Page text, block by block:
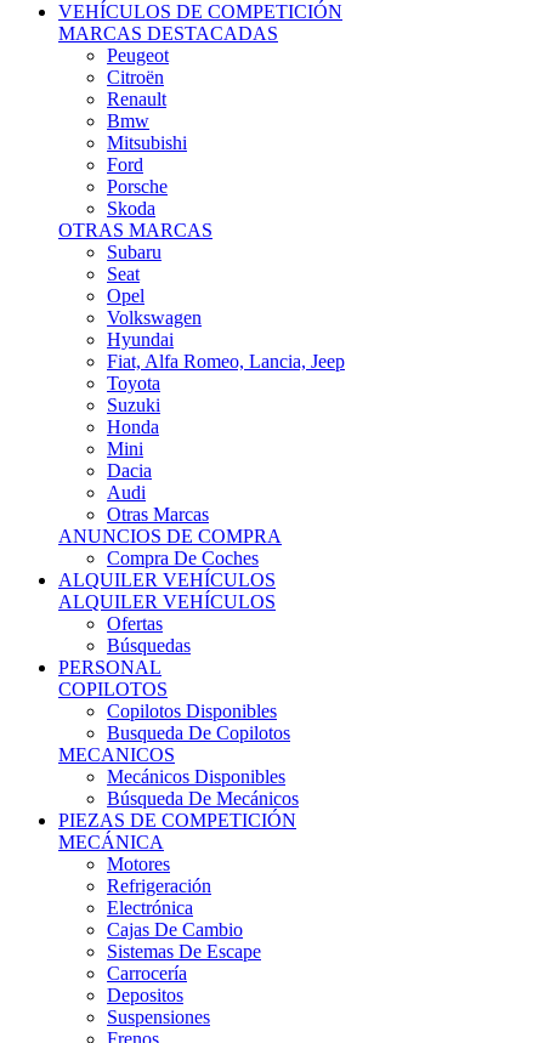
VEHÍCULOS DE COMPETICIÓN
MARCAS DESTACADAS
Peugeot
Citroën
Renault
Bmw
Mitsubishi
Ford
Porsche
Skoda
OTRAS MARCAS
Subaru
Seat
Opel
Volkswagen
Hyundai
Fiat, Alfa Romeo, Lancia, Jeep
Toyota
Suzuki
Honda
Mini
Dacia
Audi
Otras Marcas
ANUNCIOS DE COMPRA
Compra De Coches
ALQUILER VEHÍCULOS
ALQUILER VEHÍCULOS
Ofertas
Búsquedas
PERSONAL
COPILOTOS
Copilotos Disponibles
Busqueda De Copilotos
MECANICOS
Mecánicos Disponibles
Búsqueda De Mecánicos
PIEZAS DE COMPETICIÓN
MECÁNICA
Motores
Refrigeración
Electrónica
Cajas De Cambio
Sistemas De Escape
Carrocería
Depositos
Suspensiones
Frenos